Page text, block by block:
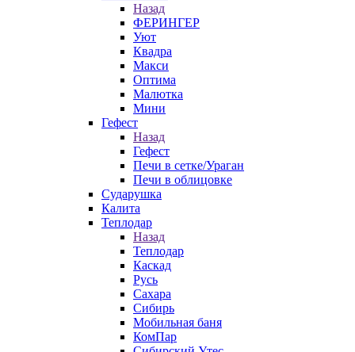
Назад
ФЕРИНГЕР
Уют
Квадра
Макси
Оптима
Малютка
Мини
Гефест
Назад
Гефест
Печи в сетке/Ураган
Печи в облицовке
Сударушка
Калита
Теплодар
Назад
Теплодар
Каскад
Русь
Сахара
Сибирь
Мобильная баня
КомПар